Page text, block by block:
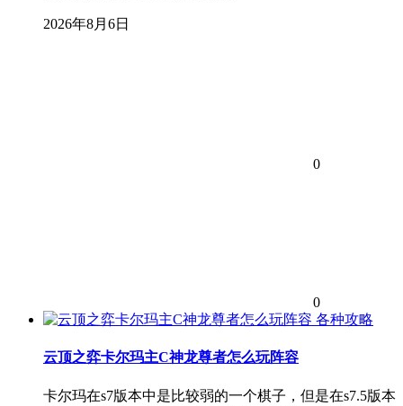
2026年8月6日
0
0
各种攻略
云顶之弈卡尔玛主C神龙尊者怎么玩阵容
卡尔玛在s7版本中是比较弱的一个棋子，但是在s7.5版本